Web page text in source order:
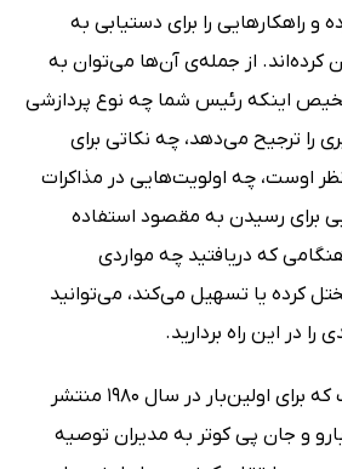
و راهکارهایی را برای دستیابی به
کرده‌اند. از جمله‌ی آن‌ها می‌توان به
اینکه رئیس شما چه نوع پردازشی
را ترجیح می‌دهد، چه نکاتی برای
نظر اوست، چه اولویت‌هایی در مذاکرات
برای رسیدن به مقصود استفاده
که دریافتید چه مواردی
کرده یا تسهیل می‌کند، می‌توانید
در این راه بردارید.
در این مقاله‌ی کلاسیک که برای اولین‌بار در سال 1980 منتشر
و جان پی کوتر به مدیران توصیه